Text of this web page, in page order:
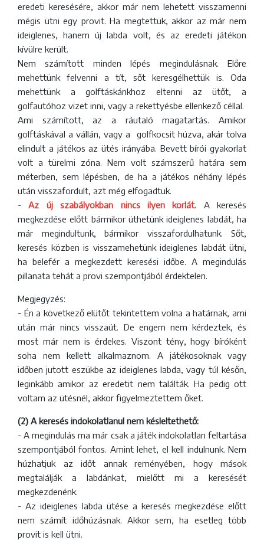
eredeti keresésére, akkor már nem lehetett visszamenni
mégis ütni egy provit. Ha megtettük, akkor az már nem
ideiglenes, hanem új labda volt, és az eredeti játékon
kívülre került.
Nem számított minden lépés megindulásnak. Előre
mehettünk felvenni a tít, sőt keresgélhettük is. Oda
mehettünk a golftáskánkhoz eltenni az ütőt, a
golfautóhoz vizet inni, vagy a rekettyésbe ellenkező céllal.
Ami számított, az a ráutaló magatartás. Amikor
golftáskával a vállán, vagy a golfkocsit húzva, akár tolva
elindult a játékos az ütés irányába. Bevett bírói gyakorlat
volt a türelmi zóna. Nem volt számszerű határa sem
méterben, sem lépésben, de ha a játékos néhány lépés
után visszafordult, azt még elfogadtuk.
-Az új szabályokban nincs ilyen korlát. A keresés
megkezdése előtt bármikor üthetünk ideiglenes labdát, ha
már megindultunk, bármikor visszafordulhatunk. Sőt,
keresés közben is visszamehetünk ideiglenes labdát ütni,
ha belefér a megkezdett keresési időbe. A megindulás
pillanata tehát a provi szempontjából érdektelen.
Megjegyzés:
- Én a következő elütőt tekintettem volna a határnak, ami
után már nincs visszaút. De engem nem kérdeztek, és
most már nem is érdekes. Viszont tény, hogy bíróként
soha nem kellett alkalmaznom. A játékosoknak vagy
időben jutott eszükbe az ideiglenes labda, vagy túl későn,
leginkább amikor az eredetit nem találták. Ha pedig ott
voltam az ütésnél, akkor figyelmeztettem őket.
(2) A keresés indokolatlanul nem késleltethető:
- A megindulás ma már csak a játék indokolatlan feltartása
szempontjából fontos. Amint lehet, el kell indulnunk. Nem
húzhatjuk az időt annak reményében, hogy mások
megtalálják a labdánkat, mielőtt mi a keresését
megkezdenénk.
- Az ideiglenes labda ütése a keresés megkezdése előtt
nem számít időhúzásnak. Akkor sem, ha esetleg több
provit is kell ütni.